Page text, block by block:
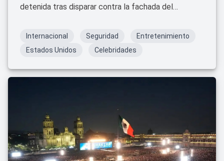
detenida tras disparar contra la fachada del
Internacional Seguridad
Entretenimiento
Estados Unidos
Celebridades